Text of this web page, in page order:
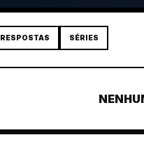
RESPOSTAS SÉRIES